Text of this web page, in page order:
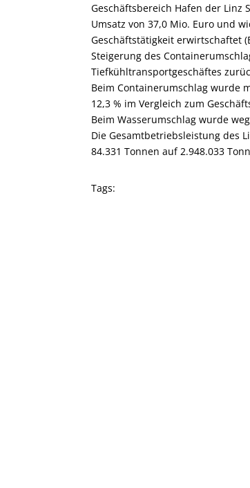
Geschäftsbereich Hafen der Linz
Umsatz von 37,0 Mio. Euro und
Geschäftstätigkeit erwirtschaftet
Steigerung des
Tiefkühl­transportgeschäftes
Beim Container­umschlag wurde
12,3 % im Vergleich zum
Beim Wasserumschlag wurde
Die Gesamtbetriebsleistung des
84.331 Tonnen auf 2.948.033
Tags: